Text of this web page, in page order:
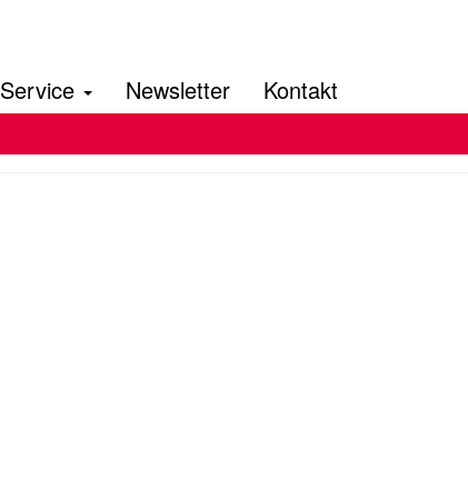
Service Newsletter Kontakt